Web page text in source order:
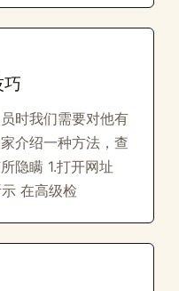
巧
时我们需要对他有
介绍一种方法，查
隐瞒 1.打开网址
在高级检